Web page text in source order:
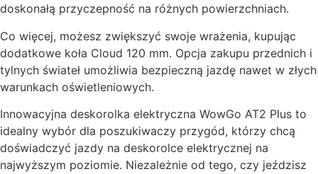
doskonałą przyczepność na różnych powierzchniach.
Co więcej, możesz zwiększyć swoje wrażenia, kupując
dodatkowe koła Cloud 120 mm. Opcja zakupu przednich i
tylnych świateł umożliwia bezpieczną jazdę nawet w złych
warunkach oświetleniowych.
Innowacyjna deskorolka elektryczna WowGo AT2 Plus to
idealny wybór dla poszukiwaczy przygód, którzy chcą
doświadczyć jazdy na deskorolce elektrycznej na
najwyższym poziomie. Niezależnie od tego, czy jeździsz